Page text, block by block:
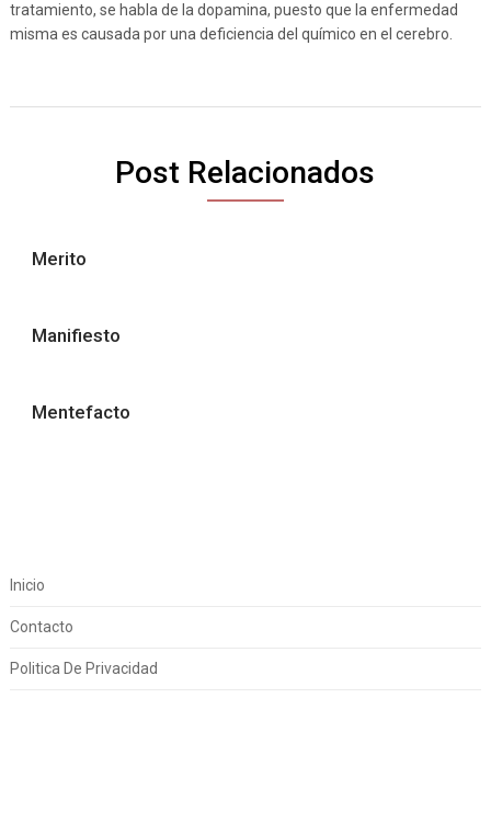
tratamiento, se habla de la dopamina, puesto que la enfermedad
misma es causada por una deficiencia del químico en el cerebro.
Post Relacionados
Merito
Manifiesto
Mentefacto
Inicio
Contacto
Politica De Privacidad